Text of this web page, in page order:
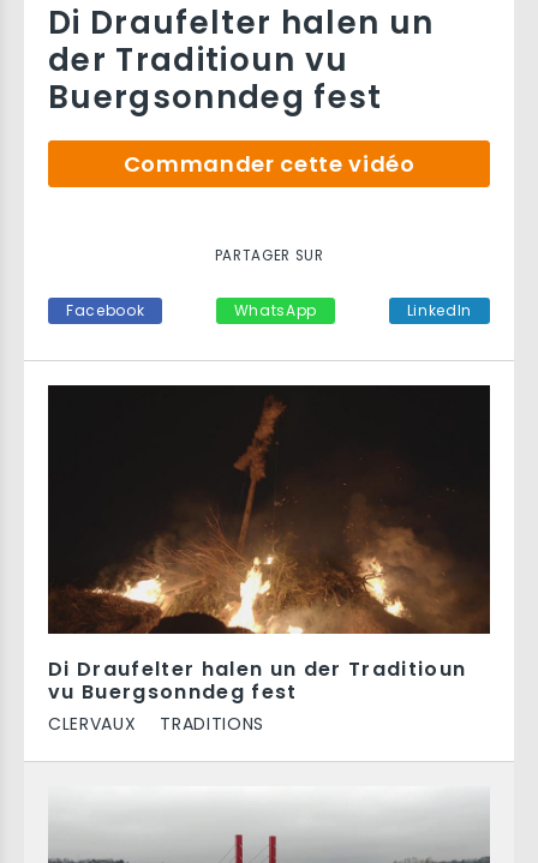
Di Draufelter halen un der Traditioun
vu Buergsonndeg fest
CLERVAUX TRADITIONS
Di Draufelter halen un
der Traditioun vu
Buergsonndeg fest
Commander cette vidéo
PARTAGER SUR
Facebook WhatsApp LinkedIn